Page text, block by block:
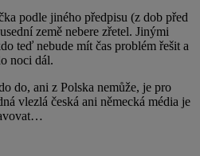
podle jiného předpisu (z dob před
země nebere zřetel. Jinými
teď nebude mít čas problém řešit a
noci dál.
do, ani z Polska nemůže, je pro
vlezlá česká ani německá média je